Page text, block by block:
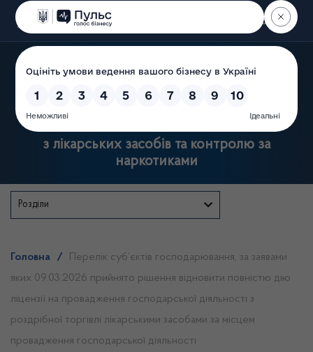
Пошук
Державна служба України
з лікарських засобів та контролю за
наркотиками
Розділи
Головна /
Перелік суб’єктів господарювання, за заявами
яких 09.03.2026 прийнято рішення відновити повністю дію
ліцензії на провадження господарської діяльності з
роздрібної торгівлі лікарськими засобами за місцем
провадження господарської діяльності